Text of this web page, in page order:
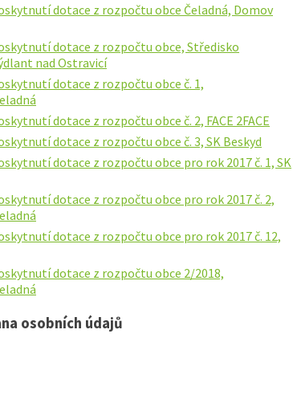
dotace z rozpočtu obce Čeladná, Domov
dotace z rozpočtu obce, Středisko
nad Ostravicí
dotace z rozpočtu obce č. 1,
dotace z rozpočtu obce č. 2, FACE 2FACE
dotace z rozpočtu obce č. 3, SK Beskyd
dotace z rozpočtu obce pro rok 2017 č. 1, SK
dotace z rozpočtu obce pro rok 2017 č. 2,
dotace z rozpočtu obce pro rok 2017 č. 12,
dotace z rozpočtu obce 2/2018,
osobních údajů